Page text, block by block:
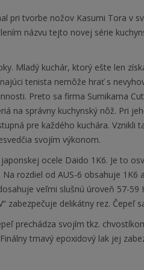
pri tvorbe nožov Kasumi Tora v
názvu tejto novej série
Mladý kuchár, ktorý ešte len
tenista nemôže hrať s
Preto sa firma Sumikama
na správny kuchynský nôž. Pri
pre každého kuchára. Vznikli
svojím výkonom.
ocele Daido 1K6. Je to
Na rozdiel od AUS-6 obsahuje
veľmi slušnú úroveň 57-59
zabezpečuje delikátny rez. Čepeľ
prechádza svojím tkz.
tmavý epoxidový lak jej